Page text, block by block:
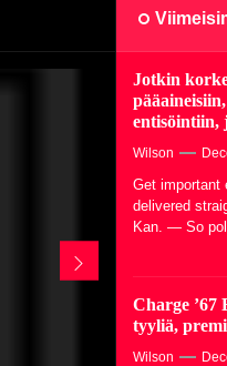
Jotkin
entisöintiin,
Wilson
Get important
delivered
Kan. — So
Charge ’67
tyyliä,
Wilson